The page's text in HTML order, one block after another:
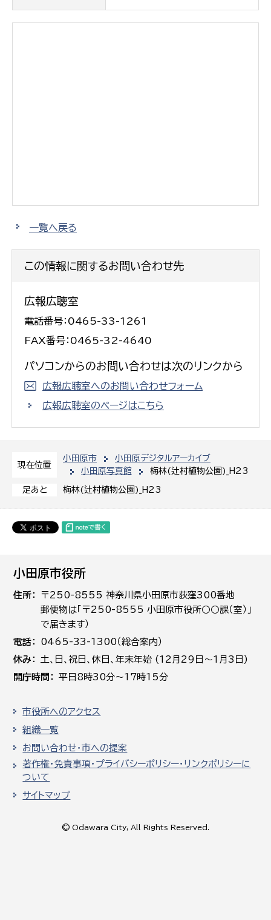
現在位置
小田原市
小田原デジタルアーカイブ
小田原写真館
梅林(辻村植物公園)_H23
足あと 梅林(辻村植物公園)_H23
一覧へ戻る
この情報に関するお問い合わせ先
広報広聴室
電話番号：0465-33-1261
FAX番号：0465-32-4640
パソコンからのお問い合わせは次のリンクから
広報広聴室へのお問い合わせフォーム
広報広聴室のページはこちら
小田原市役所
住所
〒250-8555 神奈川県小田原市荻窪300番地
郵便物は「〒250-8555 小田原市役所○○課（室）」
で届きます）
電話
0465-33-1300（総合案内）
休み
土､日､祝日、休日、年末年始 (12月29日～1月3日)
開庁時間
平日8時30分～17時15分
市役所へのアクセス
組織一覧
お問い合わせ・市への提案
著作権・免責事項・プライバシーポリシー・リンクポリシーに
ついて
サイトマップ
© Odawara City, All Rights Reserved.